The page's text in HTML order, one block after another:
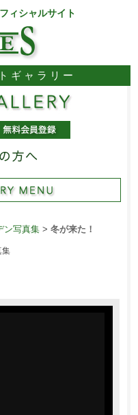
ィシャルサイト
ギャラリー
ン写真集> 冬が来た！
集